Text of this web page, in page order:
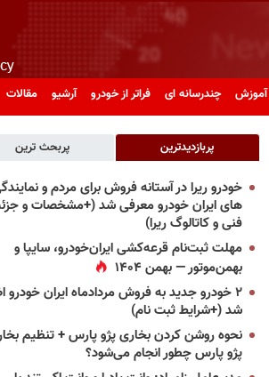
آموزش چندرسانه ای فراتر از خودرو آرشیو مقالات
پربازدیدترین پربحث ترین
خودرو ریرا در آستانه فروش برای مردم و
های ایران خودرو معرفی شد (+مشخصات و
فنی و کاتالوگ ریرا)
مهلت ثبت‌نام قرعه‌کشی ایران‌خودرو، سایپا و
بهمن‌موتور — بهمن ۱۴۰۴
۲ خودرو جدید به فروش مردادماه ایران خودرو
شد (+شرایط ثبت نام)
نحوه روشن کردن بخاری پژو پارس + تنظیم
پژو پارس چطور انجام می‌شود؟